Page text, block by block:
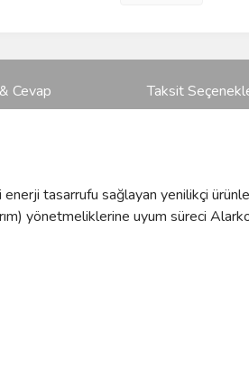
Cevap Taksit
tasarrufu sağlayan yenilikçi
yönetmeliklerine uyum süreci